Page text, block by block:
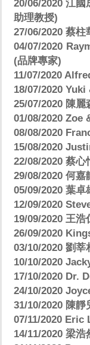
20/06/2020 江
助理教授)
27/06/2020 蔡
04/07/2020
(品牌專家)
11/07/2020
18/07/2020
25/07/2020 陳
01/08/2020 Zoe
08/08/2020
15/08/2020
22/08/2020 蔡
29/08/2020 何
05/09/2020 葉
12/09/2020
19/09/2020 王
26/09/2020
03/10/2020 劉
10/10/2020
17/10/2020 Dr.
24/10/2020
31/10/2020 陳
07/11/2020 Eric
14/11/2020 梁